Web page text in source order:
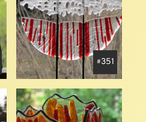
351